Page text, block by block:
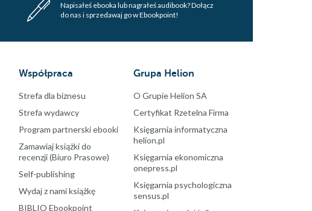
Napisałeś ebooka lub nagrałeś audibook? Dołącz
do nas i sprzedawaj go w Ebookpoint!
Współpraca
Strefa dla biznesu
Strefa wydawcy
Program partnerski ebooki
Zamawiaj książki do
recenzji (Biuro Prasowe)
Self-publishing
Wydaj z nami książkę
BIBLIO Ebookpoint
Grupa Helion
O Grupie Helion SA
Certyfikat Rzetelna Firma
Księgarnia informatyczna
helion.pl
Księgarnia ekonomiczna
onepress.pl
Księgarnia psychologiczna
sensus.pl